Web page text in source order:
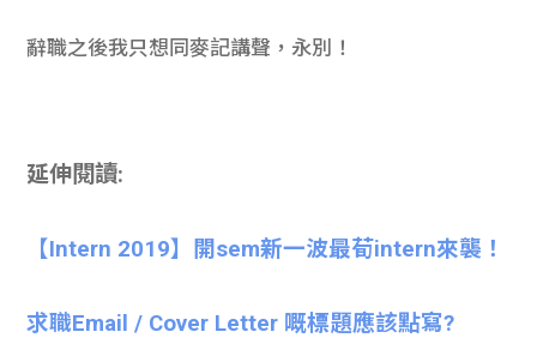
辭職之後我只想同麥記講聲，永別！
延伸閱讀:
【Intern 2019】開sem新一波最荀intern來襲！
求職Email / Cover Letter 嘅標題應該點寫?